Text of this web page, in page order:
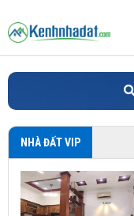
NHÀ ĐẤT VIP